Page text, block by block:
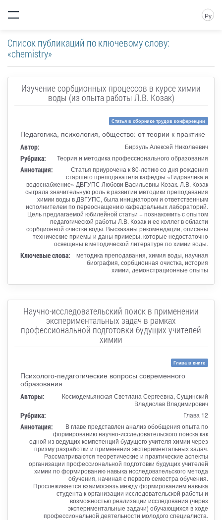
Ру
Список публикаций по ключевому слову:
«chemistry»
Изучение сорбционных процессов в курсе химии
воды (из опыта работы Л.В. Козак)
Статья в сборнике трудов конференции
Педагогика, психология, общество: от теории к практике
Автор: Бирзуль Алексей Николаевич
Рубрика: Теория и методика профессионального образования
Аннотация:
Статья приурочена к 80-летию со дня рождения
старшего преподавателя кафедры «Гидравлика и
водоснабжение» ДВГУПС Любови Васильевны Козак. Л.В. Козак
сыграла значительную роль в развитии методики преподавания
химии воды в ДВГУПС, была инициатором и ответственным
исполнителем по переоснащению кафедральных лабораторий.
Цель предлагаемой юбилейной статьи − познакомить с опытом
педагогической работы Л.В. Козак и ее коллег в области
сорбционной очистки воды. Высказаны рекомендации, описаны
технические приемы и даны примеры, которые недостаточно
освещены в методической литературе по химии воды.
Ключевые слова:
методика преподавания, химия воды, научная
биография, сорбционная очистка, история
химии, демонстрационные опыты
Научно-исследовательский поиск в применении
экспериментальных задач в рамках
профессиональной подготовки будущих учителей
химии
Глава в книге
Психолого-педагогические вопросы современного
образования
Авторы:
Космодемьянская Светлана Сергеевна, Сущинский
Владислав Владимирович
Рубрика: Глава 12
Аннотация:
В главе представлен анализ обобщения опыта по
формированию научно-исследовательского поиска как
одной из ведущих компетенций будущего учителя химии через
призму разработки и применения экспериментальных задач.
Рассматриваются теоретические и практические аспекты
организации профессиональной подготовки будущих учителей
химии по формированию навыка исследовательского метода
обучения, начиная с первого семестра обучения.
Прослеживается взаимосвязь между формированием навыка
студента к организации исследовательской работы и
возможностью реализации исследования (через
экспериментальные задачи) обучающихся в ходе
профессиональной деятельности молодого специалиста.